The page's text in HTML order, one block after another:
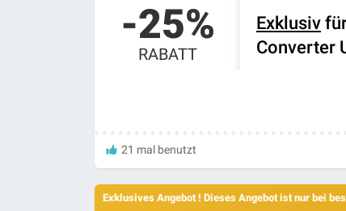
-25%
RABATT
Exklusiv
Converter
21 mal benutzt
Exklusives Angebot ! Dieses Angebot ist nur bei